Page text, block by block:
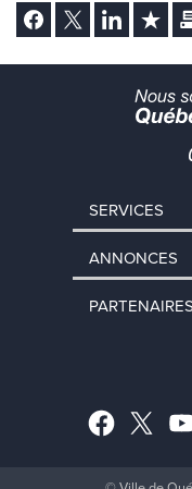
Facebook
Twitter LinkedInAjouter
SERVICES
ANNONCES
PARTENAIRES
Facebook
Twitter